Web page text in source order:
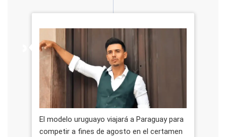
El modelo uruguayo viajará a Paraguay para
competir a fines de agosto en el certamen